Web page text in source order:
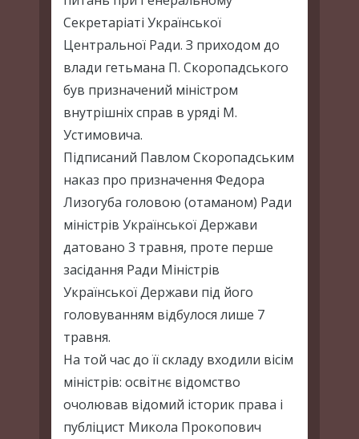
Секретаріаті Української
Центральної Ради. З приходом до
влади гетьмана П. Скоропадського
був призначений міністром
внутрішніх справ в уряді М.
Устимовича.
Підписаний Павлом Скоропадським
наказ про призначення Федора
Лизогуба головою (отаманом) Ради
міністрів Української Держави
датовано 3 травня, проте перше
засідання Ради Міністрів
Української Держави під його
головуванням відбулося лише 7
травня.
На той час до її складу входили вісім
міністрів: освітнє відомство
очолював відомий історик права і
публіцист Микола Прокопович